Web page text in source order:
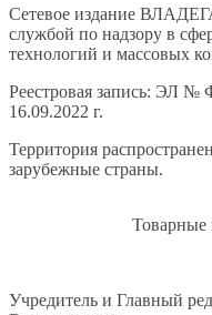
Сетевое издание
службой по надзору в
технологий и массовых
Реестровая запись: ЭЛ №
16.09.2022 г.
Территория
зарубежные страны.
Учредитель и Главный